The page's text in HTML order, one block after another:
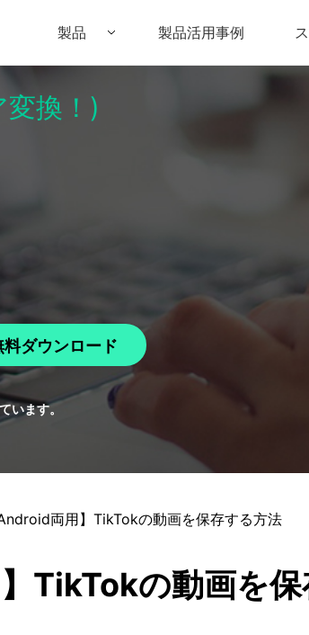
製品
ーラ） UniConverter(スーパーメディア変換
•
製品活用事例
換！)
料ダウンロード
います。
両用】TikTokの動画を保存する方法
TikTokの動画を